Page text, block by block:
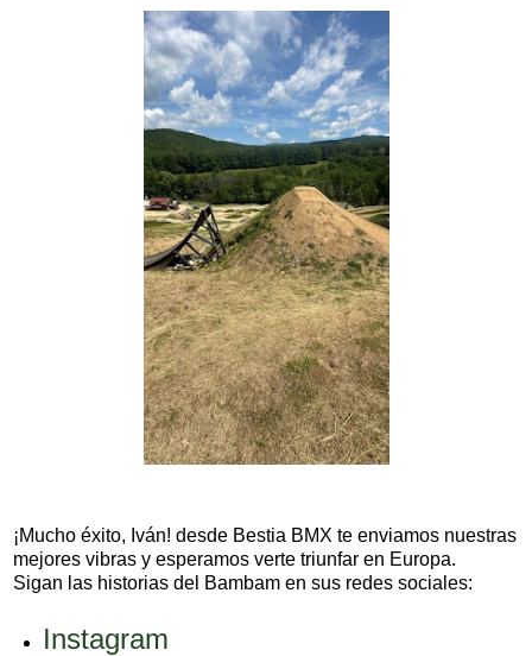
¡Mucho éxito, Iván! desde Bestia BMX te enviamos nuestras
mejores vibras y esperamos verte triunfar en Europa.
Sigan las historias del Bambam en sus redes sociales:
Instagram